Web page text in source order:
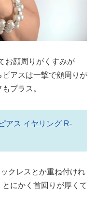
お顔周りがくすみが
アスは一撃で顔周りが
プラス。
アス イヤリング R-
クレスとか重ね付けれ
にかく首回りが厚くて